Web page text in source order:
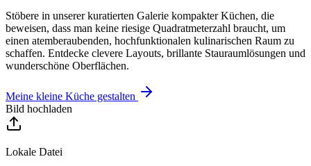
Stöbere in unserer kuratierten Galerie kompakter Küchen, die
beweisen, dass man keine riesige Quadratmeterzahl braucht, um
einen atemberaubenden, hochfunktionalen kulinarischen Raum zu
schaffen. Entdecke clevere Layouts, brillante Stauraumlösungen und
wunderschöne Oberflächen.
Meine kleine Küche gestalten
Bild hochladen
Lokale Datei